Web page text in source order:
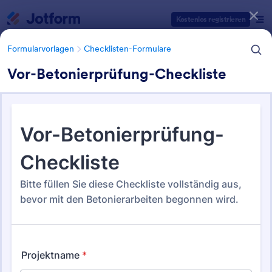
Kostenlos registrieren
Formularvorlagen Checklisten-Formulare
Vor-Betonierprüfung-Checkliste
Formularvorlagen Checklisten-Formulare
Checklisten-Formulare
Formularvorlagen Kategorien